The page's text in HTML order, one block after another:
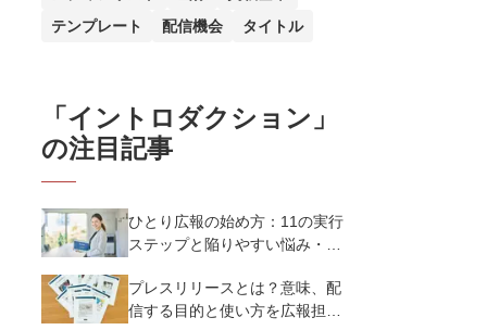
テンプレート
配信機会 タイトル
「 イントロダクション 」
の注目記事
ひとり広報の始め方：11の実行
ステップと陥りやすい悩み・解
プレスリリースとは？意味、配
信する目的と使い方を広報担当